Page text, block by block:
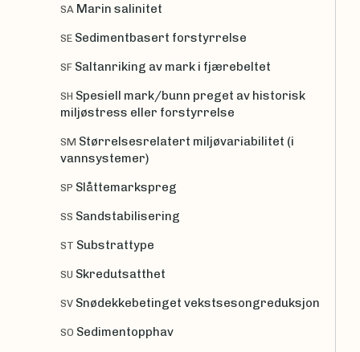
SA Marin salinitet
SE Sedimentbasert forstyrrelse
SF Saltanriking av mark i fjærebeltet
SH Spesiell mark/bunn preget av historisk
miljøstress eller forstyrrelse
SM Størrelsesrelatert miljøvariabilitet (i
vannsystemer)
SP Slåttemarkspreg
SS Sandstabilisering
ST Substrattype
SU Skredutsatthet
SV Snødekkebetinget vekstsesongreduksjon
SO Sedimentopphav